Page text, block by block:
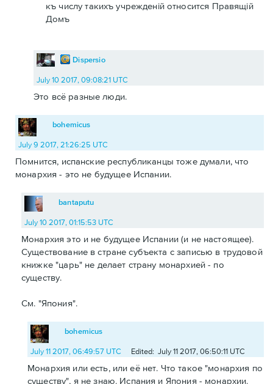
къ числу такихъ учрежденiй относится Правящiй
Домъ
Dispersio
July 10 2017, 09:08:21 UTC
Это всё разные люди.
bohemicus
July 9 2017, 21:26:25 UTC
Помнится, испанские республиканцы тоже думали, что
монархия - это не будущее Испании.
bantaputu
July 10 2017, 01:15:53 UTC
Монархия это и не будущее Испании (и не настоящее).
Существование в стране субъекта с записью в трудовой
книжке "царь" не делает страну монархией - по
существу.
См. "Япония".
bohemicus
July 11 2017, 06:49:57 UTC Edited: July 11 2017, 06:50:11 UTC
Монарxия или есть, или её нет. Что такое "монархия по
существу", я не знаю. Испания и Япония - монархии.